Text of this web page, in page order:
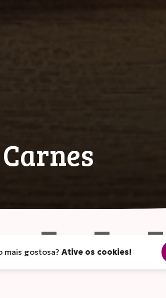
mais gostosa? Ative os cookies!
Carnes
FOGO E SABORFOOD SERVICELINHA